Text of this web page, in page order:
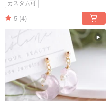
カスタム可
5 (4)